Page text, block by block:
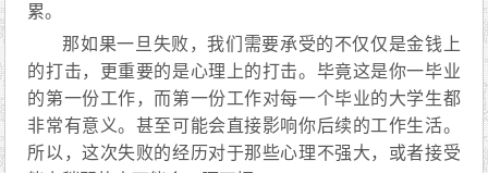
累。
那如果一旦失败，我们需要承受的不仅仅是金钱上
的打击，更重要的是心理上的打击。毕竟这是你一毕业
的第一份工作，而第一份工作对每一个毕业的大学生都
非常有意义。甚至可能会直接影响你后续的工作生活。
所以，这次失败的经历对于那些心理不强大，或者接受